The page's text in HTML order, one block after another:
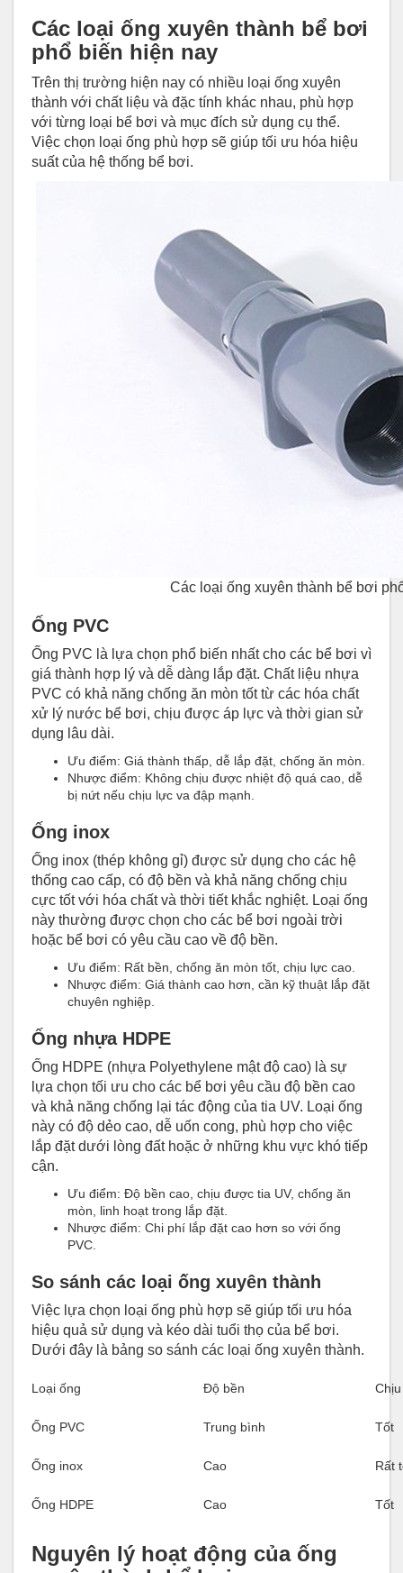
Các loại ống xuyên thành bể bơi
phổ biến hiện nay
Trên thị trường hiện nay có nhiều loại ống xuyên
thành với chất liệu và đặc tính khác nhau, phù hợp
với từng loại bể bơi và mục đích sử dụng cụ thể.
Việc chọn loại ống phù hợp sẽ giúp tối ưu hóa hiệu
suất của hệ thống bể bơi.
Các loại ống xuyên thành bể bơi
Ống PVC
Ống PVC là lựa chọn phổ biến nhất cho các bể bơi vì
giá thành hợp lý và dễ dàng lắp đặt. Chất liệu nhựa
PVC có khả năng chống ăn mòn tốt từ các hóa chất
xử lý nước bể bơi, chịu được áp lực và thời gian sử
dụng lâu dài.
Ưu điểm: Giá thành thấp, dễ lắp đặt, chống ăn mòn.
Nhược điểm: Không chịu được nhiệt độ quá cao, dễ
bị nứt nếu chịu lực va đập mạnh.
Ống inox
Ống inox (thép không gỉ) được sử dụng cho các hệ
thống cao cấp, có độ bền và khả năng chống chịu
cực tốt với hóa chất và thời tiết khắc nghiệt. Loại ống
này thường được chọn cho các bể bơi ngoài trời
hoặc bể bơi có yêu cầu cao về độ bền.
Ưu điểm: Rất bền, chống ăn mòn tốt, chịu lực cao.
Nhược điểm: Giá thành cao hơn, cần kỹ thuật lắp đặt
chuyên nghiệp.
Ống nhựa HDPE
Ống HDPE (nhựa Polyethylene mật độ cao) là sự
lựa chọn tối ưu cho các bể bơi yêu cầu độ bền cao
và khả năng chống lại tác động của tia UV. Loại ống
này có độ dẻo cao, dễ uốn cong, phù hợp cho việc
lắp đặt dưới lòng đất hoặc ở những khu vực khó tiếp
cận.
Ưu điểm: Độ bền cao, chịu được tia UV, chống ăn
mòn, linh hoạt trong lắp đặt.
Nhược điểm: Chi phí lắp đặt cao hơn so với ống
PVC.
So sánh các loại ống xuyên thành
Việc lựa chọn loại ống phù hợp sẽ giúp tối ưu hóa
hiệu quả sử dụng và kéo dài tuổi thọ của bể bơi.
Dưới đây là bảng so sánh các loại ống xuyên thành.
Loại ống Độ bền
Ống PVC Trung bình Tốt
Ống inox Cao Rất
Ống HDPE Cao Tốt
Nguyên lý hoạt động của ống